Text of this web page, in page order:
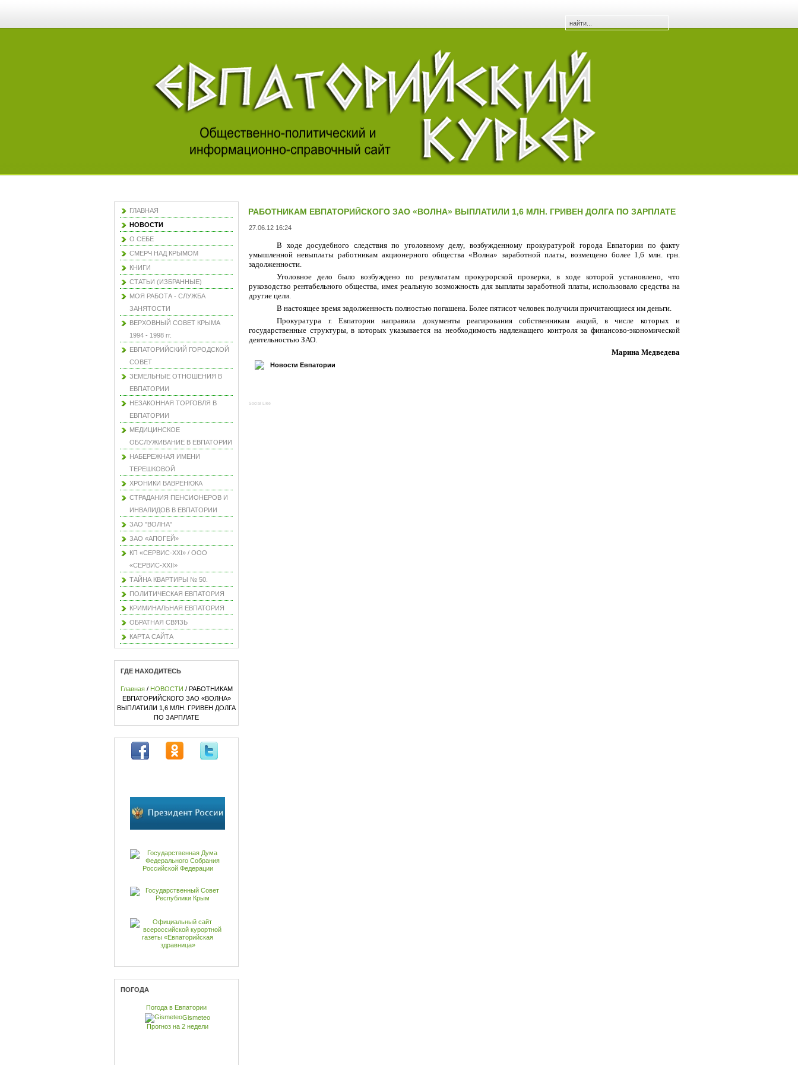
ГЛАВНАЯ
НОВОСТИ
О СЕБЕ
СМЕРЧ НАД КРЫМОМ
КНИГИ
СТАТЬИ (ИЗБРАННЫЕ)
МОЯ РАБОТА - СЛУЖБА
ЗАНЯТОСТИ
ВЕРХОВНЫЙ СОВЕТ КРЫМА
1994 - 1998 гг.
ЕВПАТОРИЙСКИЙ ГОРОДСКОЙ
СОВЕТ
ЗЕМЕЛЬНЫЕ ОТНОШЕНИЯ В
ЕВПАТОРИИ
НЕЗАКОННАЯ ТОРГОВЛЯ В
ЕВПАТОРИИ
МЕДИЦИНСКОЕ
ОБСЛУЖИВАНИЕ В ЕВПАТОРИИ
НАБЕРЕЖНАЯ ИМЕНИ
ТЕРЕШКОВОЙ
ХРОНИКИ ВАВРЕНЮКА
СТРАДАНИЯ ПЕНСИОНЕРОВ И
ИНВАЛИДОВ В ЕВПАТОРИИ
ЗАО "ВОЛНА"
ЗАО «АПОГЕЙ»
КП «СЕРВИС-XXI» / ООО
«СЕРВИС-XXII»
ТАЙНА КВАРТИРЫ № 50.
ПОЛИТИЧЕСКАЯ ЕВПАТОРИЯ
КРИМИНАЛЬНАЯ ЕВПАТОРИЯ
ОБРАТНАЯ СВЯЗЬ
КАРТА САЙТА
ГДЕ НАХОДИТЕСЬ
Главная/ НОВОСТИ / РАБОТНИКАМ
ЕВПАТОРИЙСКОГО ЗАО «ВОЛНА»
ВЫПЛАТИЛИ 1,6 МЛН. ГРИВЕН ДОЛГА
ПО ЗАРПЛАТЕ
ПОГОДА
Погода в Евпатории
Gismeteo
Прогноз на 2 недели
РАБОТНИКАМ ЕВПАТОРИЙСКОГО ЗАО «ВОЛНА» ВЫПЛАТИЛИ 1,6 МЛН. ГРИВЕН ДОЛГА ПО ЗАРПЛАТЕ
27.06.12 16:24
В ходе досудебного следствия по уголовному делу, возбужденному прокуратурой города Евпатории по факту
умышленной невыплаты работникам акционерного общества «Волна» заработной платы, возмещено более 1,6 млн. грн.
задолженности.
Уголовное дело было возбуждено по результатам прокурорской проверки, в ходе которой установлено, что
руководство рентабельного общества, имея реальную возможность для выплаты заработной платы, использовало средства на
другие цели.
В настоящее время задолженность полностью погашена. Более пятисот человек получили причитающиеся им деньги.
Прокуратура г. Евпатории направила документы реагирования собственникам акций, в числе которых и
государственные структуры, в которых указывается на необходимость надлежащего контроля за финансово-экономической
деятельностью ЗАО.
Марина Медведева
Новости Евпатории
Social Like